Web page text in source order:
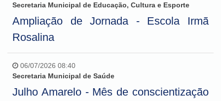
Secretaria Municipal de Educação, Cultura e Esporte
Ampliação de Jornada - Escola Irmã
Rosalina
06/07/2026 08:40
Secretaria Municipal de Saúde
Julho Amarelo - Mês de conscientização